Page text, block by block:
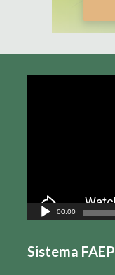
00:00
Sistema FAEP